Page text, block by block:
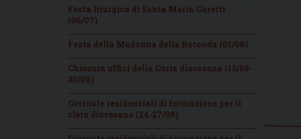
Festa liturgica di Santa Maria Goretti
(06/07)
Festa della Madonna della Rotonda (01/08)
Chiusura uffici della Curia diocesana (13/08-
30/08)
Giornate residenziali di formazione per il
clero diocesano (24-27/08)